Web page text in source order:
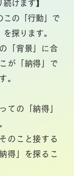
けます】
この「行動」で
探ります。
「背景」に合
が「納得」で
。
ての「納得」
のこと接する
得」を探るこ